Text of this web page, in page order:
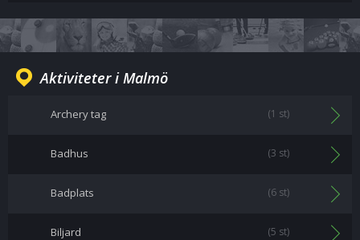
Aktiviteter i Malmö
Archery tag (1 st)
Badhus (3 st)
Badplats (6 st)
Biljard (5 st)